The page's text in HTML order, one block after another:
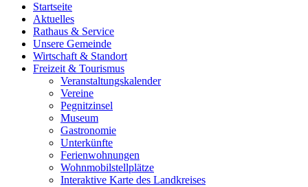
Startseite
Aktuelles
Rathaus & Service
Unsere Gemeinde
Wirtschaft & Standort
Freizeit & Tourismus
Veranstaltungskalender
Vereine
Pegnitzinsel
Museum
Gastronomie
Unterkünfte
Ferienwohnungen
Wohnmobilstellplätze
Interaktive Karte des Landkreises